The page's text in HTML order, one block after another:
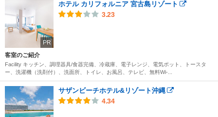
PR
ホテル カリフォルニア 宮古島リゾート
3.23
客室のご紹介
Facility キッチン、調理器具/食器完備、冷蔵庫、電子レンジ、電気ポット、トースタ
ー、洗濯機（洗剤付）、洗面所、トイレ、お風呂、テレビ、無料Wi-...
サザンビーチホテル&リゾート沖縄
4.34